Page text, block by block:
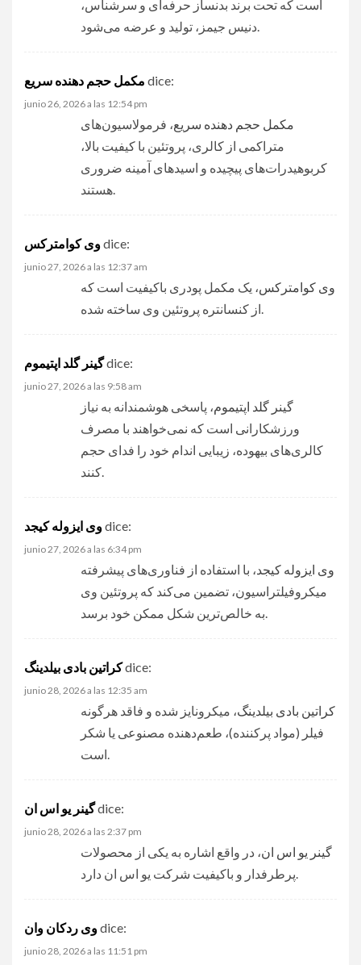
است که تحت برند بدنساز حرفه‌ای و سرشناس،
مکمل حجم‌ دهنده سریع dice:
junio 26, 2026 a las 12:54 pm
مکمل حجم‌ دهنده سریع، فرمولاسیون‌های
متراکمی از کالری، پروتئین با کیفیت بالا،
کربوهیدرات‌های پیچیده و اسیدهای آمینه ضروری
وی کوامترکس dice:
junio 27, 2026 a las 12:37 am
وی کوامترکس، یک مکمل پودری باکیفیت است که
گینر گلد اپتیمومdice:
junio 27, 2026 a las 9:58 am
گینر گلد اپتیموم، پاسخی هوشمندانه به نیاز
ورزشکارانی است که نمی‌خواهند با مصرف
کالری‌های بیهوده، زیبایی اندام خود را فدای حجم
وی ایزوله کیجد dice:
junio 27, 2026 a las 6:34 pm
وی ایزوله کیجد، با استفاده از فناوری‌های پیشرفته
میکروفیلتراسیون، تضمین می‌کند که پروتئین وی
کراتین بادی بیلدینگdice:
junio 28, 2026 a las 12:35 am
کراتین بادی بیلدینگ، میکرونایز شده و فاقد هرگونه
فیلر (مواد پرکننده)، طعم‌دهنده مصنوعی یا شکر
گینر یو اس انdice:
junio 28, 2026 a las 2:37 pm
گینر یو اس ان، در واقع اشاره به یکی از محصولات
وی ردکان وان dice:
junio 28, 2026 a las 11:51 pm